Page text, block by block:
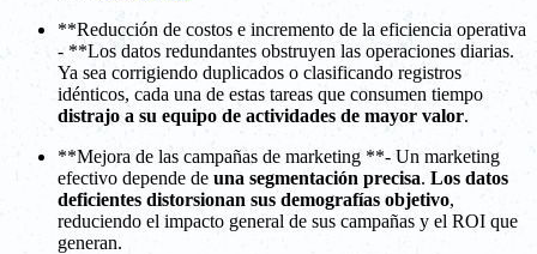
**Reducción de costos e incremento de la eficiencia operativa
- **Los datos redundantes obstruyen las operaciones diarias.
Ya sea corrigiendo duplicados o clasificando registros
idénticos, cada una de estas tareas que consumen tiempo
distrajo a su equipo de actividades de mayor valor.
**Mejora de las campañas de marketing **- Un marketing
efectivo depende de una segmentación precisa. Los datos
deficientes distorsionan sus demografías objetivo,
reduciendo el impacto general de sus campañas y el ROI que
generan.